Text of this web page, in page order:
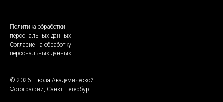
Политика обработки
персональных данных
Согласие на обработку
персональных данных
© 2026 Школа Академической
Фотографии, Санкт-Петербург